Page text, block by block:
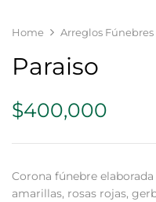
Home Arreglos Fúnebres
Paraiso
$400,000
Corona fúnebre
amarillas, rosas rojas,